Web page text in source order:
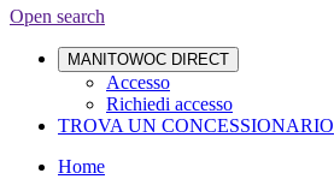
Open search
MANITOWOC DIRECT
Accesso
Richiedi accesso
TROVA UN CONCESSIONARIO
Home